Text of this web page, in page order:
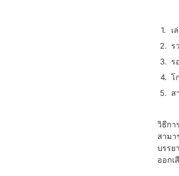
1.
เ
2. ร
3. ร
4. โ
5. ส
วิธีกา
สามา
บรรย
ออกเ